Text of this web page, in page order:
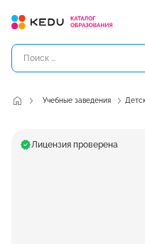
Учебные заведения
Лицензия проверена